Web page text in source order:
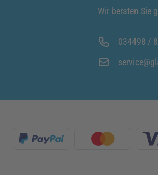
Wir beraten Sie
034498 /